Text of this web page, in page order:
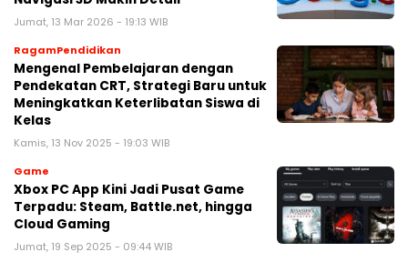
Jumat, 13 Mar 2026 - 19:13 WIB
RagamPendidikan
Mengenal Pembelajaran dengan
Pendekatan CRT, Strategi Baru untuk
Meningkatkan Keterlibatan Siswa di
Kelas
Kamis, 13 Nov 2025 - 19:03 WIB
Game
Xbox PC App Kini Jadi Pusat Game
Terpadu: Steam, Battle.net, hingga
Cloud Gaming
Jumat, 19 Sep 2025 - 09:44 WIB